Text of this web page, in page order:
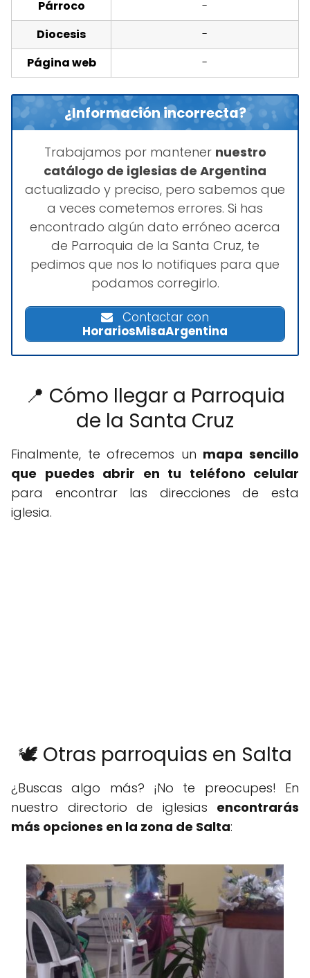
Párroco
-
Diocesis
-
Página web
-
¿Información incorrecta?
Trabajamos por mantener nuestro
catálogo de iglesias de Argentina
actualizado y preciso, pero sabemos que
a veces cometemos errores. Si has
encontrado algún dato erróneo acerca
de Parroquia de la Santa Cruz, te
pedimos que nos lo notifiques para que
podamos corregirlo.
Contactar con
HorariosMisaArgentina
📍 Cómo llegar a Parroquia
de la Santa Cruz
Finalmente, te ofrecemos un mapa sencillo
que puedes abrir en tu teléfono celular
para encontrar las direcciones de esta
iglesia.
🕊️ Otras parroquias en Salta
¿Buscas algo más? ¡No te preocupes! En
nuestro directorio de iglesias encontrarás
más opciones en la zona de Salta: